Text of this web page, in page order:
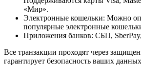
«Мир».
Электронные кошельки: Можно
популярные электронные
Приложения банков: СБП,
Все транзакции проходят через
гарантирует безопасность ваших